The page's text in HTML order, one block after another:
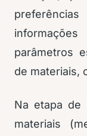
parâmetros
de materiais,
Na etapa de
materiais